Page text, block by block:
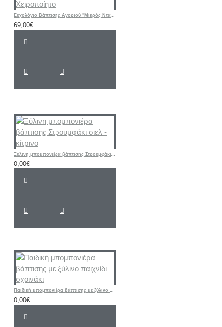
Ευχολόγιο Βάπτισης Αγοριού "Μικρός Νταής" | Χειροποίητο
69,00€
Ξύλινη μπομπονιέρα βάπτισης Στρουμφάκι σιελ - κίτρινο
0,00€
Παιδική μπομπονιέρα βάπτισης με ξύλινο παιχνίδι σχοινάκι
0,00€